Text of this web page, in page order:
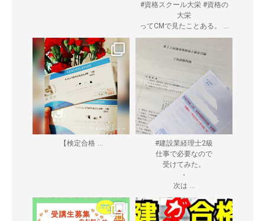
#資格スクール大栄 #資格の
大栄
ってCMで見たことある。
...
【検定合格 ...
#建設業経理士2級
仕事で必要なので
受けてみた。
・
次は ...